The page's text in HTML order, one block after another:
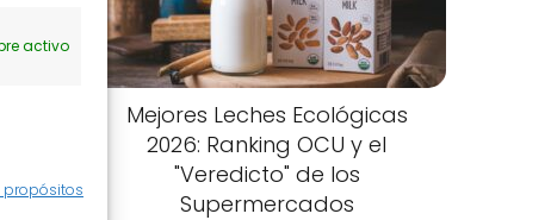
activo
propósitos
Mejores Leches Ecológicas
2026: Ranking OCU y el
"Veredicto" de los
Supermercados